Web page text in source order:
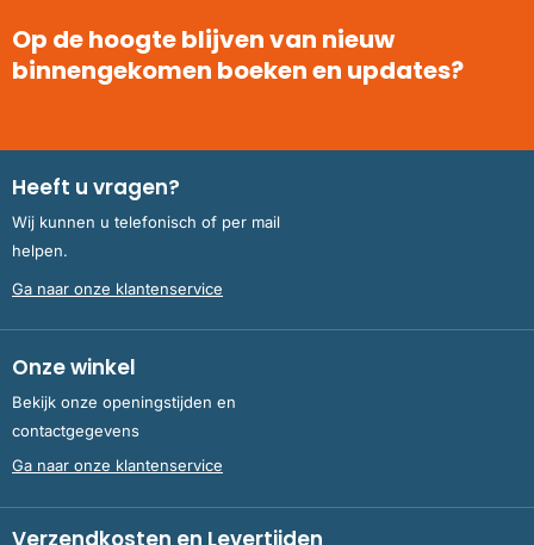
Op de hoogte blijven van nieuw
binnengekomen boeken en updates?
Heeft u vragen?
Wij kunnen u telefonisch of per mail
helpen.
Ga naar onze klantenservice
Onze winkel
Bekijk onze openingstijden en
contactgegevens
Ga naar onze klantenservice
Verzendkosten en Levertijden